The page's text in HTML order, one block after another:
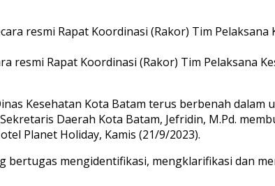
resmi Rapat Koordinasi (Rakor) Tim Pelaksana
Kesehatan Kota Batam terus berbenah dalam
Daerah Kota Batam, Jefridin, M.Pd.
Planet Holiday, Kamis (21/9/2023).
bertugas mengidentifikasi, mengklarifikasi dan